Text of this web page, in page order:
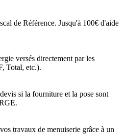
de Référence. Jusqu'à 100€ d'aide
versés directement par les
Total, etc.).
si la fourniture et la pose sont
travaux de menuiserie grâce à un